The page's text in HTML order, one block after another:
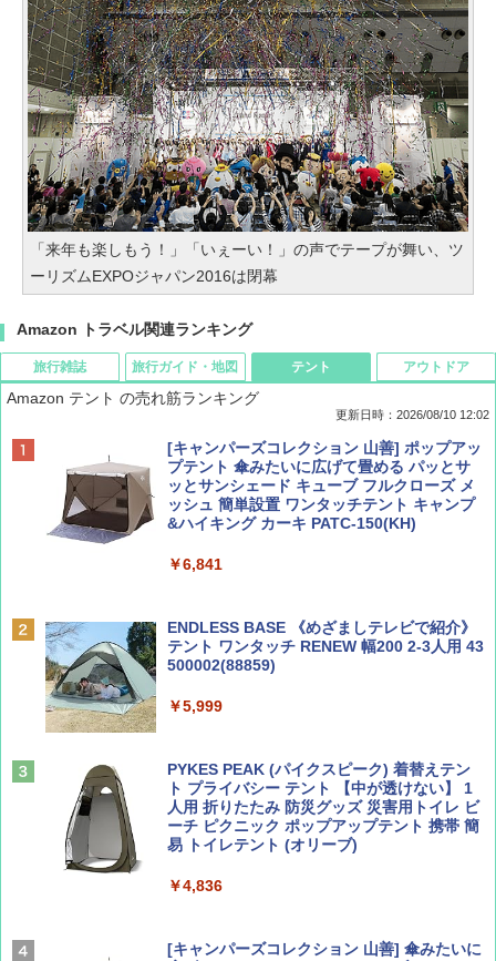
「来年も楽しもう！」「いぇーい！」の声でテープが舞い、ツ
ーリズムEXPOジャパン2016は閉幕
Amazon トラベル関連ランキング
旅行雑誌
BE-PAL(ビ-パル) 2026年 10 月号【特別付録:
ノルディスク 4ホール鋳鉄スキレット】
￥1,540
￥1,500
￥713
旅行ガイド・地図
地球の歩き方 スター・ウォーズ
￥2,695
￥2,079
￥2,479
ァキア 2026～2027 地球の歩き方A ヨーロッ
￥2,277
テント
Amazon テント の売れ筋ランキング
更新日時：2026/08/10 12:02
[キャンパーズコレクション 山善] ポップアッ
プテント 傘みたいに広げて畳める パッとサ
ッとサンシェード キューブ フルクローズ メ
ッシュ 簡単設置 ワンタッチテント キャンプ
&ハイキング カーキ PATC-150(KH)
￥6,841
ENDLESS BASE 《めざましテレビで紹介》
テント ワンタッチ RENEW 幅200 2-3人用 43
500002(88859)
￥5,999
PYKES PEAK (パイクスピーク) 着替えテン
ト プライバシー テント 【中が透けない】 1
人用 折りたたみ 防災グッズ 災害用トイレ ビ
ーチ ピクニック ポップアップテント 携帯 簡
易 トイレテント (オリーブ)
￥4,836
[キャンパーズコレクション 山善] 傘みたいに
アウトドア